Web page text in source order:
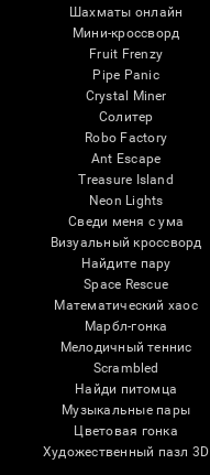
Шахматы онлайн
Мини-кроссворд
Fruit Frenzy
Pipe Panic
Crystal Miner
Солитер
Robo Factory
Ant Escape
Treasure Island
Neon Lights
Сведи меня с ума
Визуальный кроссворд
Найдите пару
Space Rescue
Математический хаос
Марбл-гонка
Мелодичный теннис
Scrambled
Найди питомца
Музыкальные пары
Цветовая гонка
Художественный пазл 3D